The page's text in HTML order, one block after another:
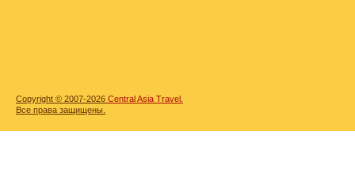
Copyright © 2007-2026 Central Asia Travel.
Все права защищены.